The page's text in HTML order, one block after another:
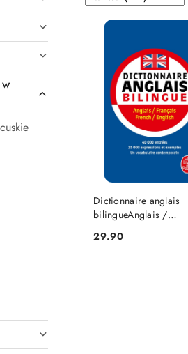
sortowanie:
Nazwa
według
Dictionnaire anglais
bilingueAnglais /
Cena:
29.90
DO KOSZYKA